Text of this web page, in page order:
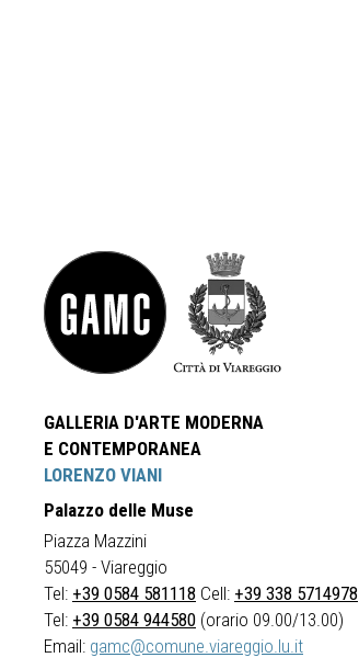
GALLERIA D'ARTE MODERNA
E CONTEMPORANEA
LORENZO VIANI
Palazzo delle Muse
Piazza Mazzini
55049 - Viareggio
Tel: +39 0584 581118 Cell: +39 338 5714978
Tel: +39 0584 944580 (orario 09.00/13.00)
Email: gamc@comune.viareggio.lu.it